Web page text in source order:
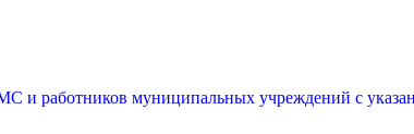
работников муниципальных учреждений с